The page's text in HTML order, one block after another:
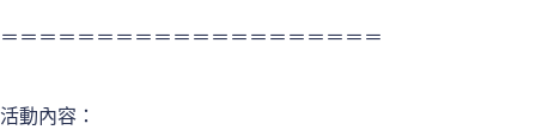
＝＝＝＝＝＝＝＝＝＝＝＝＝＝＝＝＝＝＝＝
活動內容：